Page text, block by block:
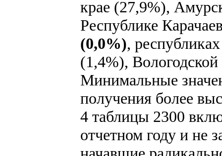
крае (27,9%),
Республике
(0,0%),
(1,4%),
Минимальные
получения более
4 таблицы 2300
отчетном году и не